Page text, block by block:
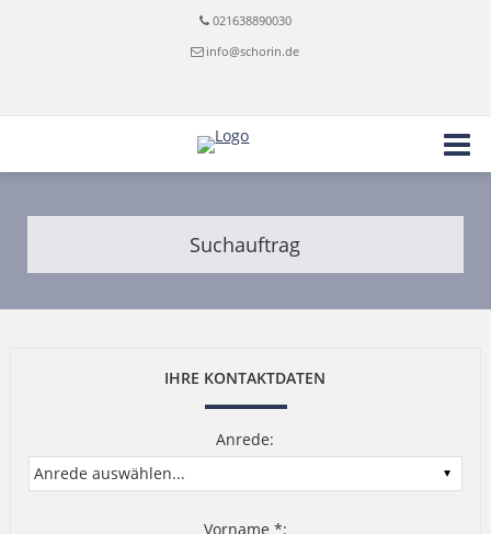
021638890030
info@schorin.de
Suchauftrag
IHRE KONTAKTDATEN
Anrede:
Vorname *: